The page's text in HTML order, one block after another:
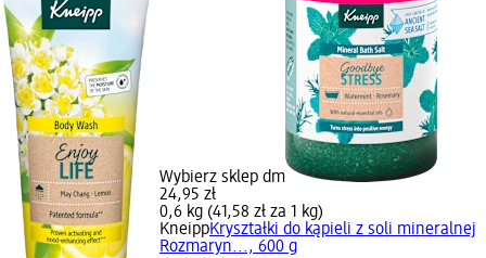
Wybierz sklep dm
24,95 zł
0,6 kg (41,58 zł za 1 kg)
KneippKryształki do kąpieli z soli mineralnej
Rozmaryn..., 600 g